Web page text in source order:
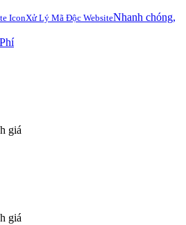
Xử Lý Mã Độc WebsiteNhanh chóng,
giá
giá